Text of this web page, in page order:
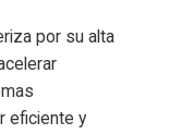
por su alta
eficiente y